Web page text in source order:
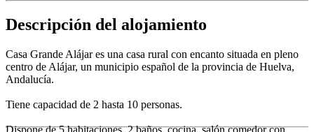
Descripción del alojamiento
Casa Grande Alájar es una casa rural con encanto situada en pleno
centro de Alájar, un municipio español de la provincia de Huelva,
Andalucía.
Tiene capacidad de 2 hasta 10 personas.
Dispone de 5 habitaciones, 2 baños, cocina, salón comedor con